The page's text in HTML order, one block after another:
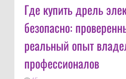
Где купить дрель
безопасно:
реальный опыт
профессионалов